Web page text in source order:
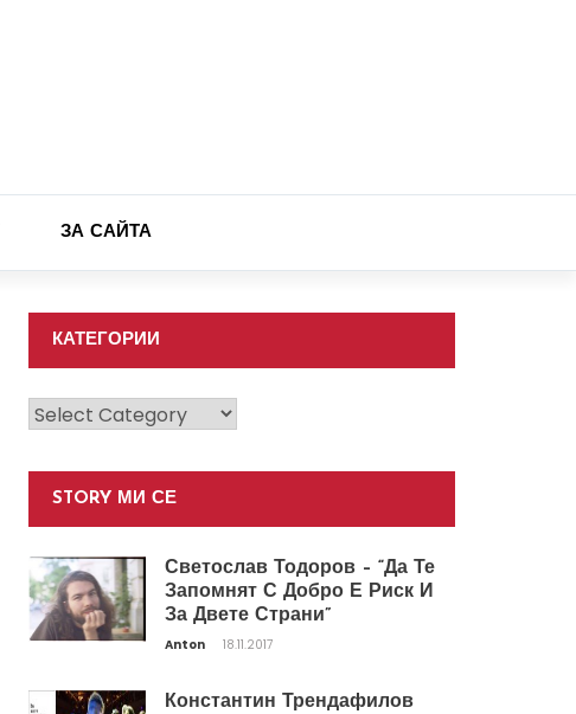
ЗА САЙТА
КАТЕГОРИИ
Категории
STORY МИ СЕ
Светослав Тодоров – “Да Те
Запомнят С Добро Е Риск И
За Двете Страни”
Anton 18.11.2017
Константин Трендафилов